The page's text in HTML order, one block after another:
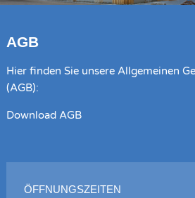
AGB
Hier finden Sie unsere Allgemeinen
(AGB):
Download AGB
ÖFFNUNGSZEITEN